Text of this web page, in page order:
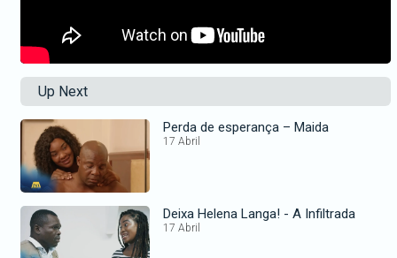
Up Next
Perda de esperança – Maida
17 Abril
Deixa Helena Langa! - A Infiltrada
17 Abril